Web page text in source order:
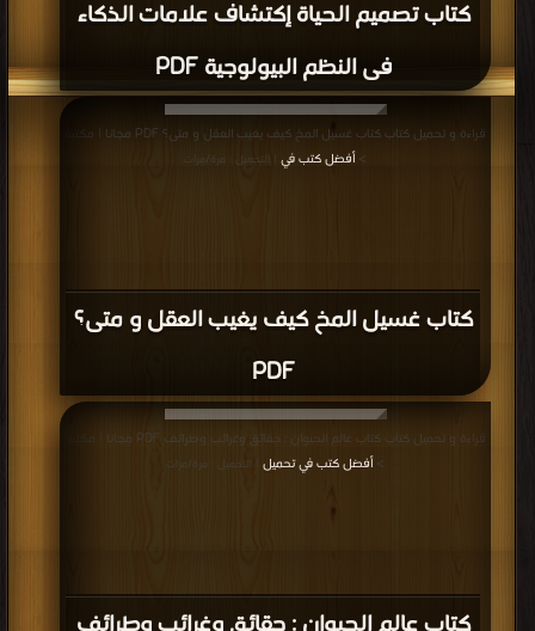
كتاب تصميم الحياة إكتشاف علامات الذكاء
فى النظم البيولوجية PDF
كتاب غسيل المخ كيف يغيب العقل و متى؟
PDF
قراءة و تحميل كتاب كتاب غسيل المخ كيف يغيب العقل و متى؟ PDF مجانا | مكتبة
>أفضل كتب في | التحميل : مرة/مرات
قراءة و تحميل كتاب كتاب عالم الحيوان : حقائق وغرائب وطرائف PDF مجانا | مكتبة
>أفضل كتب في تحميل | التحميل : مرة/مرات